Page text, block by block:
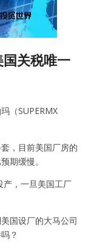
关税唯一
（SUPERMX
，目前美国厂房的
期缓慢。
产，一旦美国工厂
国设厂的大马公司
？